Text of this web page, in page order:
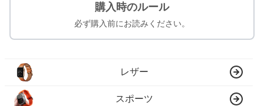
購入時のルール
必ず購入前にお読みください。
レザー
スポーツ